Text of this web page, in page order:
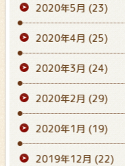
2020年5月 (23)
2020年4月 (25)
2020年3月 (24)
2020年2月 (29)
2020年1月 (19)
2019年12月 (22)